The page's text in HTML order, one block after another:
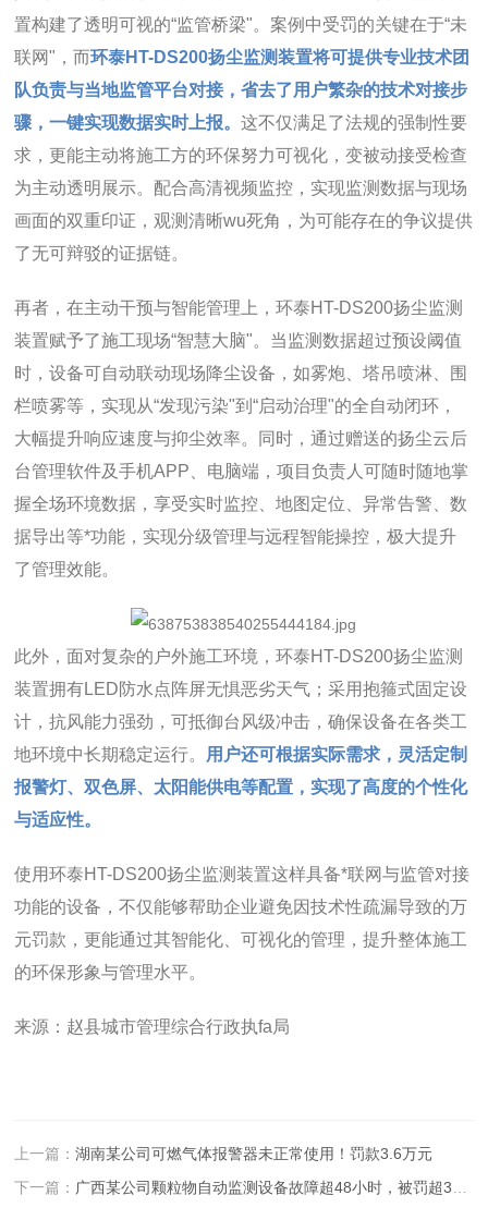
置构建了透明可视的“监管桥梁"。案例中受罚的关键在于“未
联网"，而环泰HT-DS200扬尘监测装置将可提供专业技术团
队负责与当地监管平台对接，省去了用户繁杂的技术对接步
骤，一键实现数据实时上报。这不仅满足了法规的强制性要
求，更能主动将施工方的环保努力可视化，变被动接受检查
为主动透明展示。配合高清视频监控，实现监测数据与现场
画面的双重印证，观测清晰wu死角，为可能存在的争议提供
了无可辩驳的证据链。
再者，在主动干预与智能管理上，环泰HT-DS200扬尘监测
装置赋予了施工现场“智慧大脑"。当监测数据超过预设阈值
时，设备可自动联动现场降尘设备，如雾炮、塔吊喷淋、围
栏喷雾等，实现从“发现污染"到“启动治理"的全自动闭环，
大幅提升响应速度与抑尘效率。同时，通过赠送的扬尘云后
台管理软件及手机APP、电脑端，项目负责人可随时随地掌
握全场环境数据，享受实时监控、地图定位、异常告警、数
据导出等*功能，实现分级管理与远程智能操控，极大提升
了管理效能。
此外，面对复杂的户外施工环境，环泰HT-DS200扬尘监测
装置拥有LED防水点阵屏无惧恶劣天气；采用抱箍式固定设
计，抗风能力强劲，可抵御台风级冲击，确保设备在各类工
地环境中长期稳定运行。 用户还可根据实际需求，灵活定制
报警灯、双色屏、太阳能供电等配置，实现了高度的个性化
与适应性。
使用环泰HT-DS200扬尘监测装置这样具备*联网与监管对接
功能的设备，不仅能够帮助企业避免因技术性疏漏导致的万
元罚款，更能通过其智能化、可视化的管理，提升整体施工
的环保形象与管理水平。
来源：赵县城市管理综合行政执fa局
上一篇：湖南某公司可燃气体报警器未正常使用！罚款3.6万元
下一篇： 广西某公司颗粒物自动监测设备故障超48小时，被罚超3万元！